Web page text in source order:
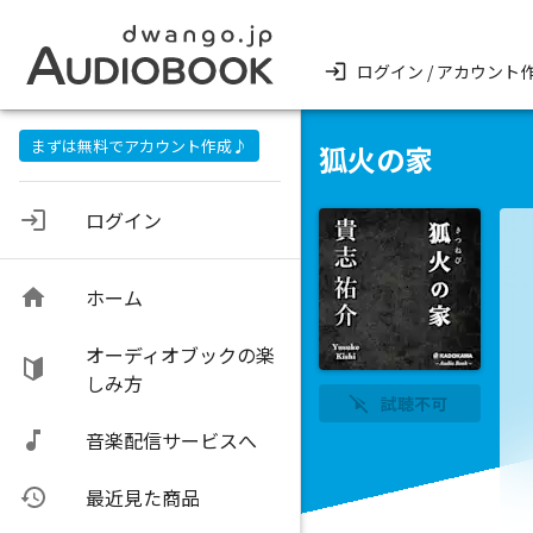
ログイン / アカウント
まずは無料でアカウント作成♪
ログイン
ホーム
オーディオブックの楽
しみ方
音楽配信サービスへ
最近見た商品
狐火の家
試聴不可